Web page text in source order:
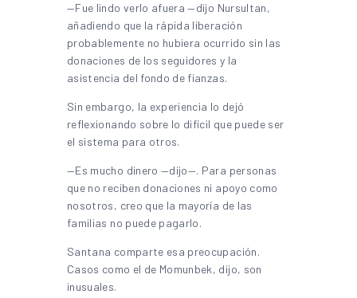
—Fue lindo verlo afuera —dijo Nursultan,
añadiendo que la rápida liberación
probablemente no hubiera ocurrido sin las
donaciones de los seguidores y la
asistencia del fondo de fianzas.
Sin embargo, la experiencia lo dejó
reflexionando sobre lo difícil que puede ser
el sistema para otros.
—Es mucho dinero —dijo—. Para personas
que no reciben donaciones ni apoyo como
nosotros, creo que la mayoría de las
familias no puede pagarlo.
Santana comparte esa preocupación.
Casos como el de Momunbek, dijo, son
inusuales.